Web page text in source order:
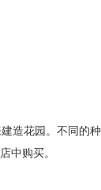
造花园。不同的
中购买。